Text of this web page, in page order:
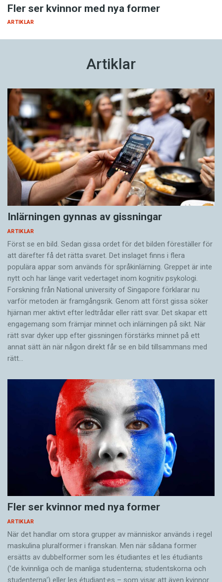
Fler ser kvinnor med nya former
ARTIKLAR
Artiklar
Inlärningen gynnas av gissningar
ARTIKLAR
Först se en bild. Sedan gissa ordet för det bilden föreställer för
att därefter få det rätta svaret. Det inslaget finns i flera
populära appar som används för språkinlärning. Greppet är inte
nytt och har länge varit vedertaget inom kognitiv psykologi.
Forskning från National university of Singa­pore förklarar nu
varför metoden är framgångsrik. Genom att först gissa ­söker
hjärnan mer aktivt ­efter ledtrådar eller rätt svar. Det skapar ett
engagemang som främjar minnet och inlärningen på sikt. När
rätt svar dyker upp efter gissningen förstärks minnet på ett
annat sätt än när någon direkt får se en bild tillsammans med
rätt…
Fler ser kvinnor med nya former
ARTIKLAR
När det handlar om stora grupper av människor används i regel
maskulina pluralformer i franskan. Men när sådana ­former
ersätts av dubbel­former som les étudiantes et les étudiants
(’de kvinnliga och de manliga studenterna; studentskorna och
studenterna’) eller les étudiant·es – som visar att även kvinnor